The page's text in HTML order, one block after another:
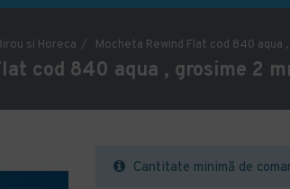
si Horeca Mocheta Rewind Flat cod 840 aqua
cod 840 aqua , grosime 2
Cantitate minimă de